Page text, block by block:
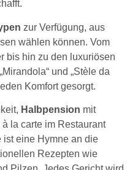
zur Verfügung, aus
wählen können. Vom
bis hin zu den luxuriösen
und „Stèle da
Komfort gesorgt.
Halbpension mit
la carte im Restaurant
ist eine Hymne an die
Rezepten wie